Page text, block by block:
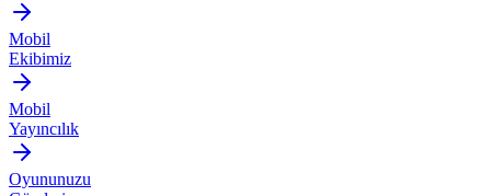
Mobil
Ekibimiz
Mobil
Yayıncılık
Oyununuzu